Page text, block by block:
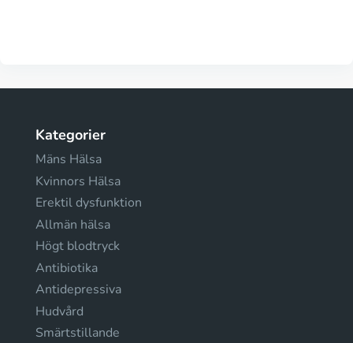
Kategorier
Mäns Hälsa
Kvinnors Hälsa
Erektil dysfunktion
Allmän hälsa
Högt blodtryck
Antibiotika
Antidepressiva
Hudvård
Smärtstillande